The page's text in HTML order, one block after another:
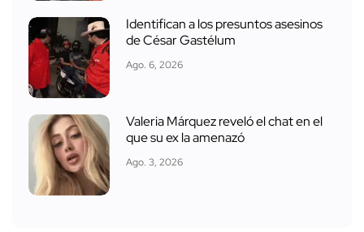
Identifican a los presuntos asesinos
de César Gastélum
Ago. 6, 2026
Valeria Márquez reveló el chat en el
que su ex la amenazó
Ago. 3, 2026